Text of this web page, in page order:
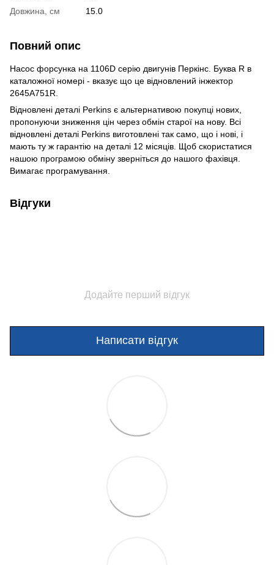
Довжина, см
15.0
Повний опис
Насос форсунка на 1106D серію двигунів Перкінс. Буква R в
каталожної номері - вказує що це відновлений інжектор
2645A751R.
Відновлені деталі Perkins є альтернативою покупці нових,
пропонуючи зниження цін через обмін старої на нову. Всі
відновлені деталі Perkins виготовлені так само, що і нові, і
мають ту ж гарантію на деталі 12 місяців. Щоб скористатися
нашою програмою обміну зверніться до нашого фахівця.
Вимагає програмування.
Відгуки
Додайте перший відгук
Написати відгук